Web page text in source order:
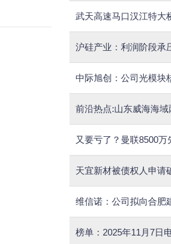
武天高速马口汉江特大
沪硅产业：利润阶段承
中际旭创：公司光模块
前沿热点:山东威海海
又要亏了？曼联8500
天宜新材被债权人申请
维信诺：公司拟向合肥
榜单：2025年11月7日